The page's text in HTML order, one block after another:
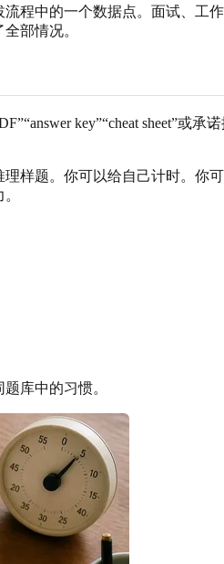
程中的一个数据点。面试、
部情况。
key”“cheat sheet”
样题。你可以给自己计时。
库中的习惯。